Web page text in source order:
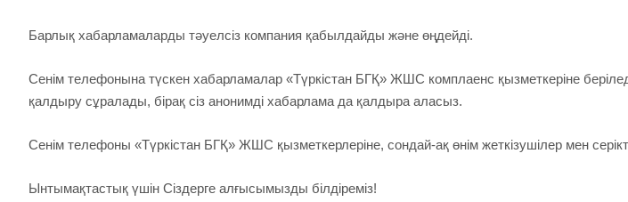
Барлық хабарламаларды тәуелсіз компания қабылдайды және өңдейді.
Сенім телефонына түскен хабарламалар «Түркістан БГҚ» ЖШС комплаенс қызметкеріне
қалдыру сұралады, бірақ сіз анонимді хабарлама да қалдыра аласыз.
Сенім телефоны «Түркістан БГҚ» ЖШС қызметкерлеріне, сондай-ақ өнім жеткізушілер мен
Ынтымақтастық үшін Сіздерге алғысымызды білдіреміз!